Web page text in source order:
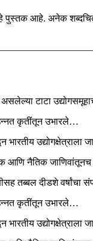
आहे. अनेक
टाटा
कृतींतून उभारले…
भारतीय उद्योगक्षेत्राला
आणि नैतिक
तब्बल दीडशे
कृतींतून उभारले…
भारतीय उद्योगक्षेत्राला